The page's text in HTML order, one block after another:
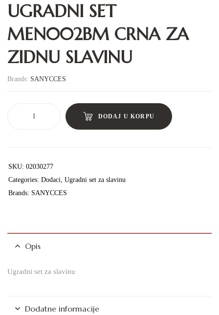
UGRADNI SET
MEN002BM CRNA ZA
ZIDNU SLAVINU
Brands: SANYCCES
DODAJ U KORPU
SKU: 02030277
Categories: Dodaci, Ugradni set za slavinu
Brands: SANYCCES
Opis
Ugradni set za slavinu
Dodatne informacije